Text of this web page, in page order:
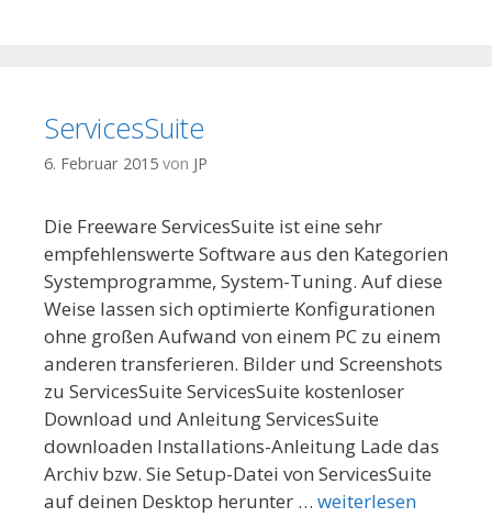
ServicesSuite
6. Februar 2015 von JP
Die Freeware ServicesSuite ist eine sehr
empfehlenswerte Software aus den Kategorien
Systemprogramme, System-Tuning. Auf diese
Weise lassen sich optimierte Konfigurationen
ohne großen Aufwand von einem PC zu einem
anderen transferieren. Bilder und Screenshots
zu ServicesSuite ServicesSuite kostenloser
Download und Anleitung ServicesSuite
downloaden Installations-Anleitung Lade das
Archiv bzw. Sie Setup-Datei von ServicesSuite
auf deinen Desktop herunter … weiterlesen